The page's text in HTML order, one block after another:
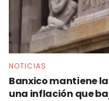
NOTICIAS
Banxico mantiene
una inflación que